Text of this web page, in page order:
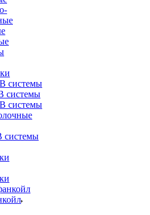
системы
системы
системы
системы